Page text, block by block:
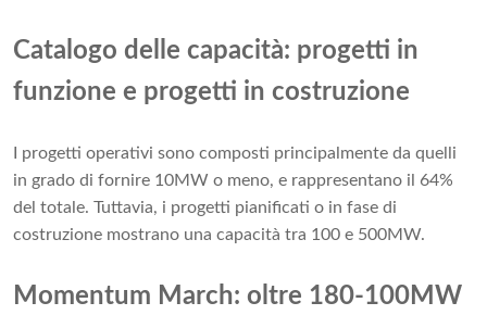
Catalogo delle capacità: progetti in
funzione e progetti in costruzione
I progetti operativi sono composti principalmente da quelli
in grado di fornire 10MW o meno, e rappresentano il 64%
del totale. Tuttavia, i progetti pianificati o in fase di
costruzione mostrano una capacità tra 100 e 500MW.
Momentum March: oltre 180-100MW